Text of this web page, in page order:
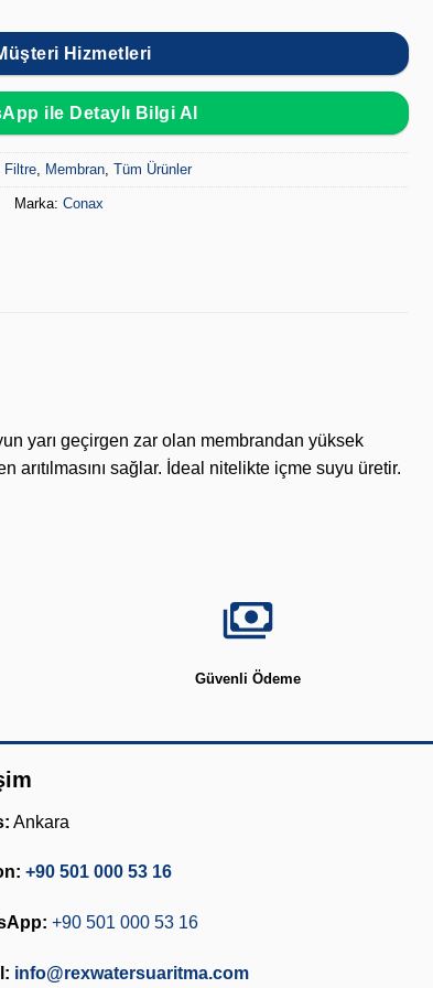
Hizmetleri
ile Detaylı Bilgi Al
Filtre, Membran, Tüm Ürünler
Marka: Conax
yarı geçirgen zar olan membrandan yüksek
sağlar. İdeal nitelikte içme suyu üretir.
Güvenli Ödeme
Ankara
+90 501 000 53 16
+90 501 000 53 16
info@rexwatersuaritma.com